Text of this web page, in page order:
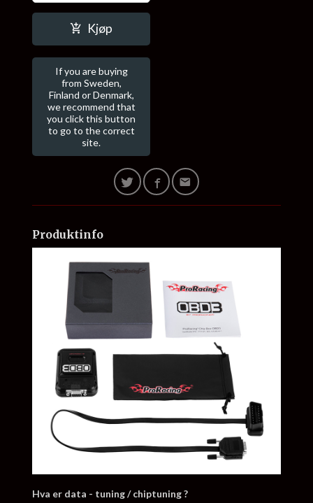
Kjøp
If you are buying
from Sweden,
Finland or Denmark,
we recommend that
you click this button
to go to the correct
site.
Produktinfo
Hva er data - tuning / chiptuning ?